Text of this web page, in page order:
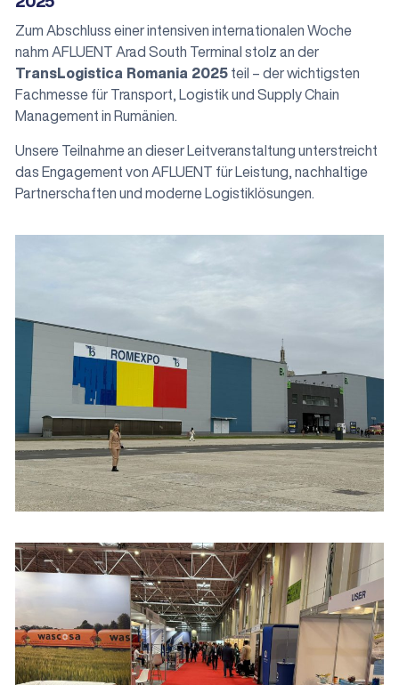
Zum Abschluss einer intensiven internationalen Woche
nahm AFLUENT Arad South Terminal stolz an der
TransLogistica Romania 2025 teil – der wichtigsten
Fachmesse für Transport, Logistik und Supply Chain
Management in Rumänien.
Unsere Teilnahme an dieser Leitveranstaltung unterstreicht
das Engagement von AFLUENT für Leistung, nachhaltige
Partnerschaften und moderne Logistiklösungen.